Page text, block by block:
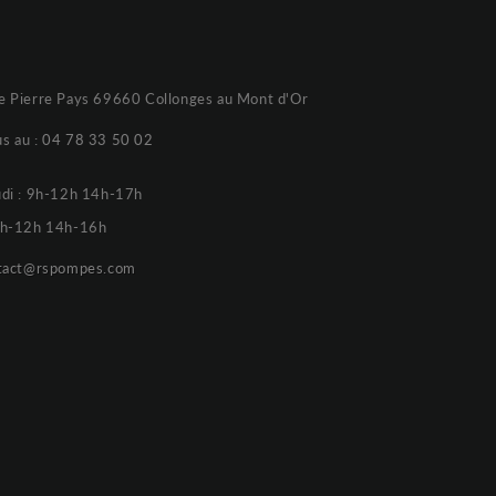
Pierre Pays 69660 Collonges au Mont d'Or
au :04 78 33 50 02
: 9h-12h 14h-17h
12h 14h-16h